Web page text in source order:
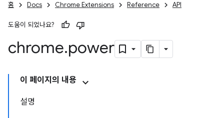
홈 Docs Chrome Extensions Reference API
도움이 되었나요?
chrome.power
이 페이지의 내용
설명